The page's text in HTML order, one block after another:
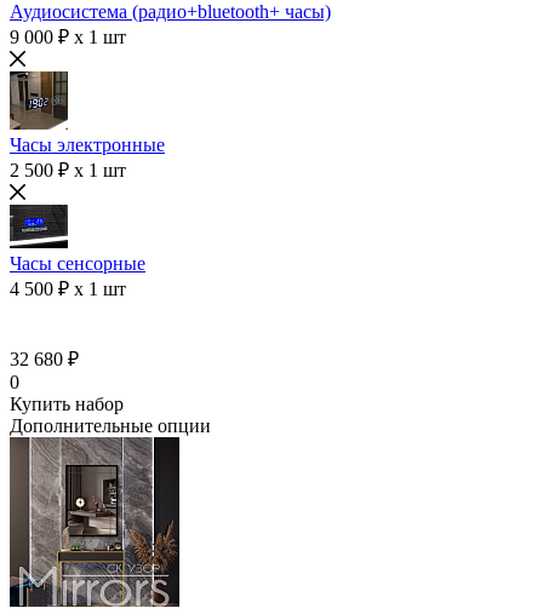
Аудиосистема (радио+bluetooth+ часы)
9 000 ₽ x 1 шт
Часы электронные
2 500 ₽ x 1 шт
Часы сенсорные
4 500 ₽ x 1 шт
32 680 ₽
0
Купить набор
Дополнительные опции